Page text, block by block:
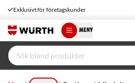
Exklusivt för företagskunder
MENY